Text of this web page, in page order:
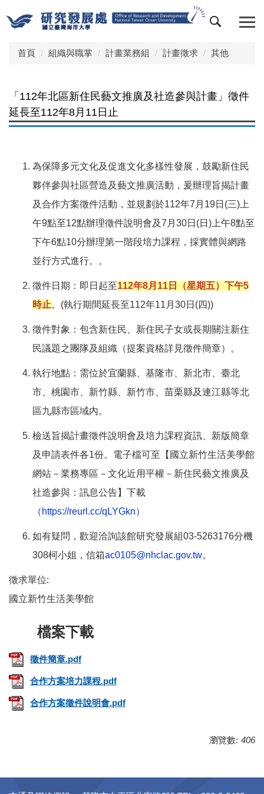
到
首頁 組織與職掌 計畫業務組 計畫徵求 其他
「112年北區新住民藝文推廣及社造參與計畫」徵件
延長至112年8月11日止
為保障多元文化及促進文化多樣性發展，鼓勵新住民
夥伴參與社區營造及藝文推廣活動，爰辦理旨揭計畫
及合作方案徵件活動，並規劃於112年7月19日(三)上
午9點至12點辦理徵件說明會及7月30日(日)上午8點至
下午6點10分辦理第一階段培力課程，採實體與網路
並行方式進行。。
​徵件日期：即日起至112年8月11日（星期五）下午5
時止。(執行期間延長至112年11月30日(四))
徵件對象：包含新住民、新住民子女或長期關注新住
民議題之團隊及組織（提案資格詳見徵件簡章）。
執行地點：需位於宜蘭縣、基隆市、新北市、臺北
市、桃園市、新竹縣、新竹市、苗栗縣及連江縣等北
區九縣市區域內。
檢送旨揭計畫徵件說明會及培力課程資訊、新版簡章
及申請表件各1份。電子檔可至【國立新竹生活美學館
網站－業務專區－文化近用平權－新住民藝文推廣及
社造參與：訊息公告】下載
（ https://reurl.cc/qLYGkn）
如有疑問，歡迎洽詢該館研究發展組03-5263176分機
308柯小姐，信箱ac0105@nhclac.gov.tw。
徵求單位:
國立新竹生活美學館
徵件簡章.pdf
合作方案培力課程.pdf
合作方案徵件說明會.pdf
瀏覽數: 406